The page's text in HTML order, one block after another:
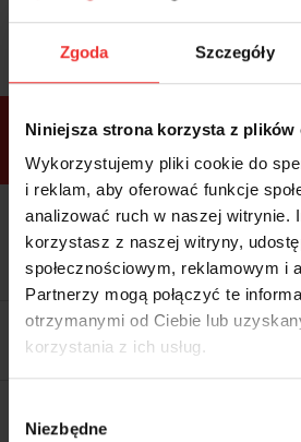
Zgoda Szczegóły
Niniejsza strona korzysta z plików
Wykorzystujemy pliki cookie do
i reklam, aby oferować funkcje
analizować ruch w naszej witrynie.
korzystasz z naszej witryny,
społecznościowym, reklamowym i
Partnerzy mogą połączyć te
otrzymanymi od Ciebie lub
korzystania z ich usług.
zgody
Niezbędne
Sprawdź bonusyi
ramach
pakietów
VIP
Kolacja z prelegentami i before
party (Hotel Sheraton, 27.10) tylko
wbilecie ALLPASS VIP
Dostępne
tylko w
bilecie
ALLPASS
VIP
Dedykowana strefa VIP z
możliwością networkingu z
prelegentami i wystawcami w
WARTOŚĆ: 1970 zł